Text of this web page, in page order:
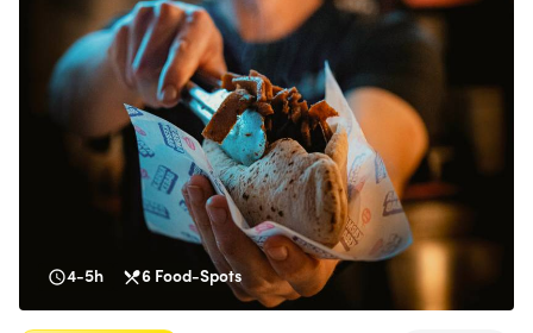
4-5h 6 Food-Spots